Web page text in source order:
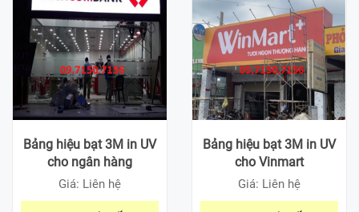
Bảng hiệu bạt 3M in UV
cho ngân hàng
Giá: Liên hệ
Bảng hiệu bạt 3M in UV
cho Vinmart
Giá: Liên hệ